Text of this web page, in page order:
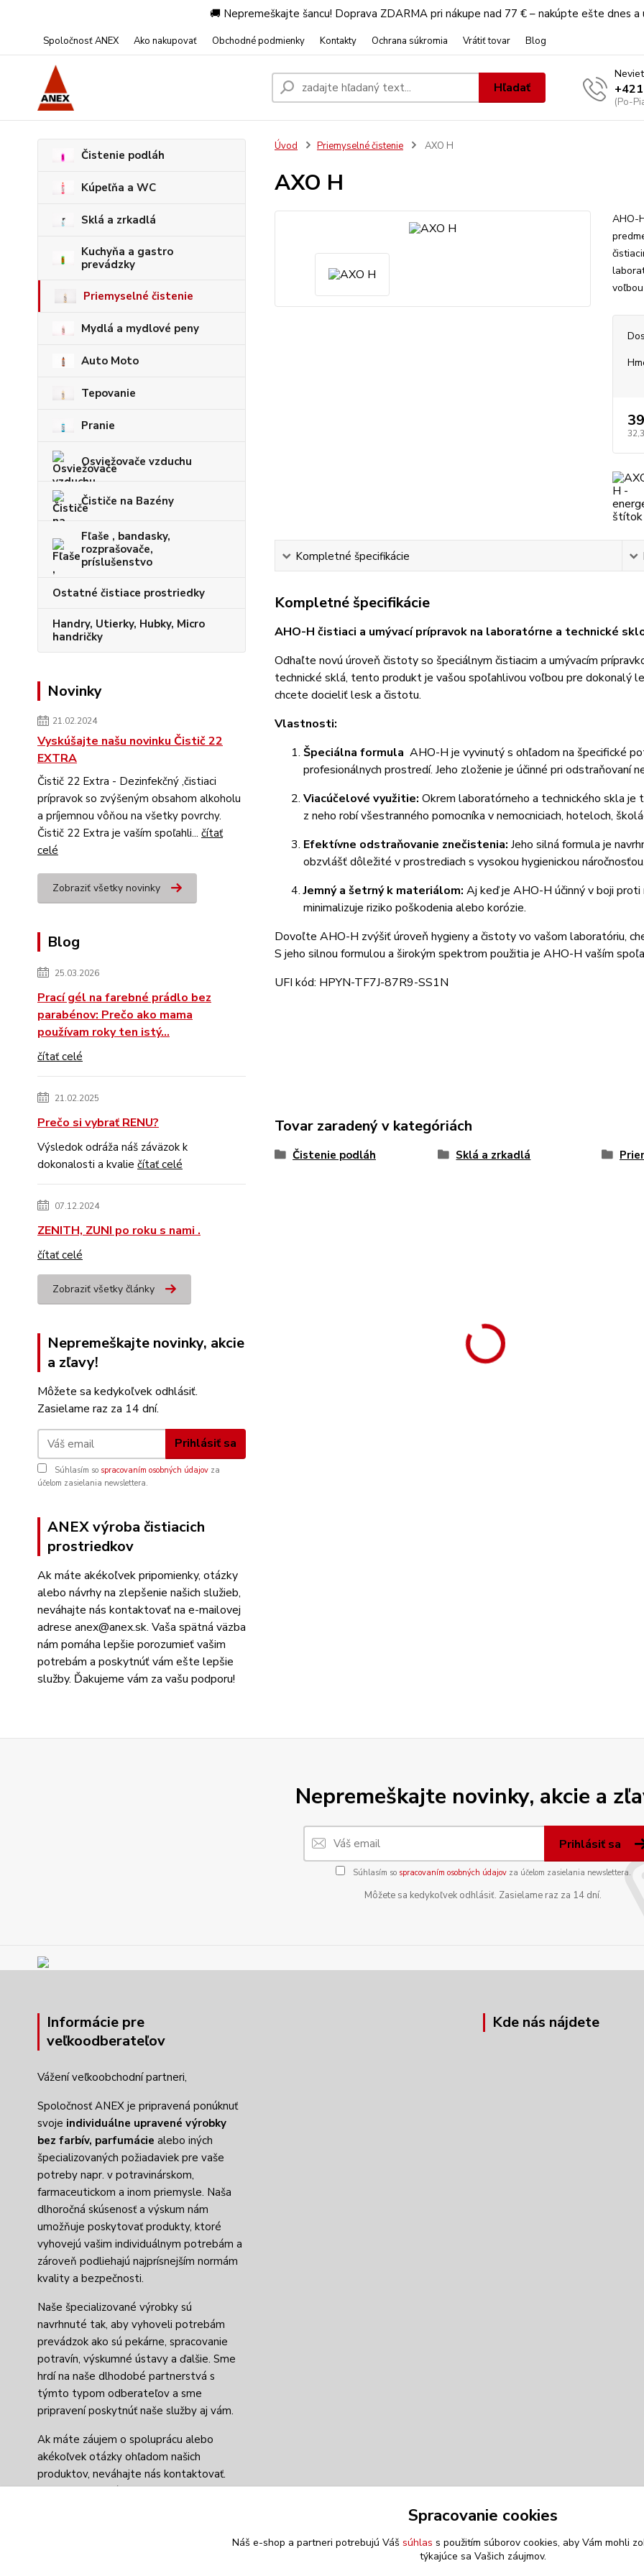
🚚 Nepremeškajte šancu! Doprava ZDARMA pri nákupe nad 77 € – nakúpte ešte dnes
Spoločnosť ANEX Ako nakupovať Obchodné podmienky Kontakty Ochrana súkromia Vrátiť tovar Blog
Hľadať
(Po-
Čistenie podláh
Kúpeľňa a WC
Sklá a zrkadlá
Kuchyňa a gastro
prevádzky
Priemyselné čistenie
Mydlá a mydlové peny
Auto Moto
Tepovanie
Pranie
Osviežovače vzduchu
Čističe na Bazény
Fľaše , bandasky,
rozprašovače,
príslušenstvo
Ostatné čistiace prostriedky
Handry, Utierky, Hubky, Micro
handričky
Novinky
21.02.2024
Vyskúšajte našu novinku Čistič 22
EXTRA
Čistič 22 Extra - Dezinfekčný ,čistiaci
prípravok so zvýšeným obsahom alkoholu
a príjemnou vôňou na všetky povrchy.
Čistič 22 Extra je vaším spoľahli... čítať
celé
Zobraziť všetky novinky
Blog
25.03.2026
Prací gél na farebné prádlo bez
parabénov: Prečo ako mama
používam roky ten istý...
čítať celé
21.02.2025
Prečo si vybrať RENU?
Výsledok odráža náš záväzok k
dokonalosti a kvalie čítať celé
07.12.2024
ZENITH, ZUNI po roku s nami .
čítať celé
Zobraziť všetky články
Nepremeškajte novinky, akcie
a zľavy!
Môžete sa kedykoľvek odhlásiť.
Zasielame raz za 14 dní.
Prihlásiť sa
Súhlasím so spracovaním osobných údajov za
účelom zasielania newslettera.
ANEX výroba čistiacich
prostriedkov
Ak máte akékoľvek pripomienky, otázky
alebo návrhy na zlepšenie našich služieb,
neváhajte nás kontaktovať na e-mailovej
adrese anex@anex.sk. Vaša spätná väzba
nám pomáha lepšie porozumieť vašim
potrebám a poskytnúť vám ešte lepšie
služby. Ďakujeme vám za vašu podporu!
Úvod Priemyselné čistenie AXO H
AXO H
AHO-
Kompletné špecifikácie
Kompletné špecifikácie
AHO-H čistiaci a umývací prípravok na laboratórne a technické
Odhaľte novú úroveň čistoty so špeciálnym čistiacim a umývacím
technické sklá, tento produkt je vašou spoľahlivou voľbou pre dokonalý
chcete docieliť lesk a čistotu.
Vlastnosti:
Špeciálna formula AHO-H je vyvinutý s ohľadom na špecifické
profesionálnych prostredí. Jeho zloženie je účinné pri odstraňovaní
Viacúčelové využitie: Okrem laboratórneho a technického skla je
z neho robí všestranného pomocníka v nemocniciach, hoteloch,
Efektívne odstraňovanie znečistenia: Jeho silná formula je
obzvlášť dôležité v prostrediach s vysokou hygienickou
Jemný a šetrný k materiálom: Aj keď je AHO-H účinný v boji
minimalizuje riziko poškodenia alebo korózie.
Dovoľte AHO-H zvýšiť úroveň hygieny a čistoty vo vašom laboratóriu,
S jeho silnou formulou a širokým spektrom použitia je AHO-H vaším
UFI kód: HPYN-TF7J-87R9-SS1N
Tovar zaradený v kategóriách
Čistenie podláh Sklá a zrkadlá
Nepremeškajte novinky, akcie a
Prihlásiť sa
Súhlasím so spracovaním osobných údajovza účelom zasielania newslettera.
Môžete sa kedykoľvek odhlásiť. Zasielame raz za 14 dní.
Informácie pre
veľkoodberateľov
Vážení veľkoobchodní partneri,
Spoločnosť ANEX je pripravená ponúknuť
svoje individuálne upravené výrobky
bez farbív, parfumácie alebo iných
špecializovaných požiadaviek pre vaše
potreby napr. v potravinárskom,
farmaceutickom a inom priemysle. Naša
dlhoročná skúsenosť a výskum nám
umožňuje poskytovať produkty, ktoré
vyhovejú vašim individuálnym potrebám a
zároveň podliehajú najprísnejším normám
kvality a bezpečnosti.
Naše špecializované výrobky sú
navrhnuté tak, aby vyhoveli potrebám
prevádzok ako sú pekárne, spracovanie
potravín, výskumné ústavy a ďalšie. Sme
hrdí na naše dlhodobé partnerstvá s
týmto typom odberateľov a sme
pripravení poskytnúť naše služby aj vám.
Ak máte záujem o spoluprácu alebo
akékoľvek otázky ohľadom našich
produktov, neváhajte nás kontaktovať.
Naši odborníci sú pripravení odpovedať na
Kde nás nájdete
Spracovanie cookies
Náš e-shop a partneri potrebujú Váš súhlas s použitím súborov cookies, aby Vám mohli
týkajúce sa Vašich záujmov.